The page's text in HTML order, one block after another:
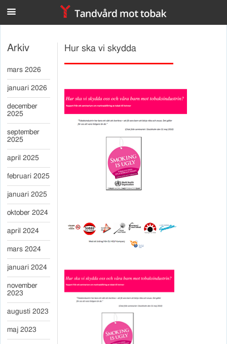
n
Arkiv
mars 2026
januari 2026
december
2025
september
2025
april 2025
februari 2025
januari 2025
oktober 2024
april 2024
mars 2024
januari 2024
november
2023
augusti 2023
maj 2023
Hur ska vi skydda